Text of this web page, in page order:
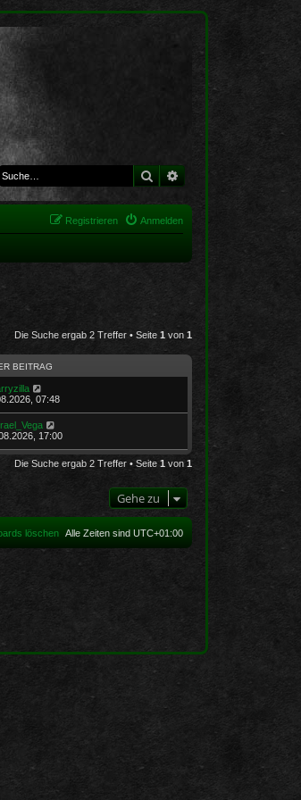
Suche Erweiterte Suche
Anmelden
Registrieren
Die Suche ergab 2 Treffer • Seite 1 von 1
BEITRAG
07:48
17:00
Die Suche ergab 2 Treffer • Seite 1 von 1
Gehe zu
Alle Zeiten sind UTC+01:00
löschen